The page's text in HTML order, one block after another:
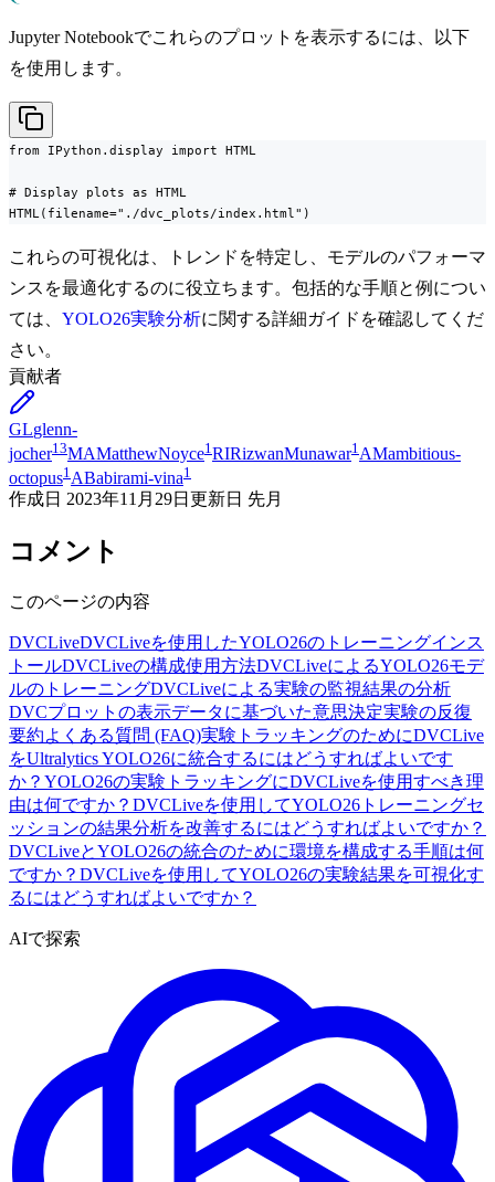
Jupyter Notebookでこれらのプロットを表示するには、以下
を使用します。
from IPython.display import HTML
# Display plots as HTML
HTML(filename="./dvc_plots/index.html")
これらの可視化は、トレンドを特定し、モデルのパフォーマ
ンスを最適化するのに役立ちます。包括的な手順と例につい
ては、 YOLO26実験分析に関する詳細ガイドを確認してくだ
さい。
貢献者
GLglenn-
jocher13MAMatthewNoyce1 RIRizwanMunawar1 AMambitious-
octopus1ABabirami-vina1
作成日 2023年11月29日 更新日 先月
コメント
このページの内容
DVCLiveDVCLiveを使用したYOLO26のトレーニングインス
トールDVCLiveの構成使用方法DVCLiveによるYOLO26モデ
ルのトレーニングDVCLiveによる実験の監視結果の分析
DVCプロットの表示データに基づいた意思決定実験の反復
要約よくある質問 (FAQ)実験トラッキングのためにDVCLive
をUltralytics YOLO26に統合するにはどうすればよいです
か？ YOLO26の実験トラッキングにDVCLiveを使用すべき理
由は何ですか？ DVCLiveを使用してYOLO26トレーニングセ
ッションの結果分析を改善するにはどうすればよいですか？
DVCLiveとYOLO26の統合のために環境を構成する手順は何
ですか？ DVCLiveを使用してYOLO26の実験結果を可視化す
るにはどうすればよいですか？
AIで探索